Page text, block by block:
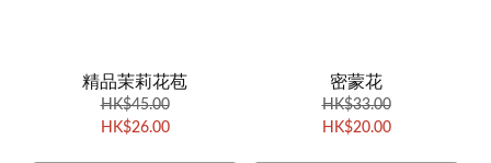
精品茉莉花苞
HK$45.00
HK$26.00
密蒙花
HK$33.00
HK$20.00